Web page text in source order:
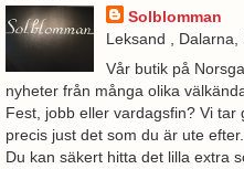
Solblomman
Leksand , Dalarna,
Vår butik på
nyheter från många olika
Fest, jobb eller vardagsfin? Vi
precis just det som du är ute efter.
Du kan säkert hitta det lilla extra